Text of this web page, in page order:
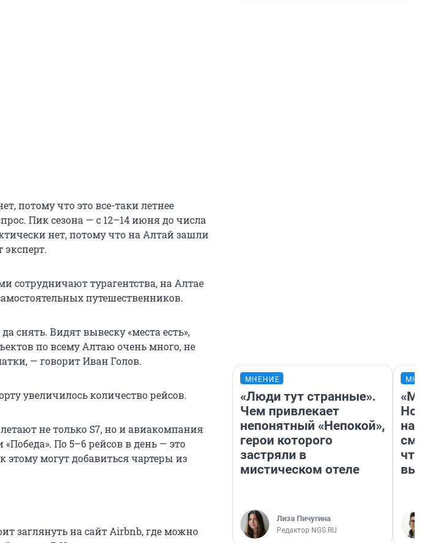
потому что это все-таки летнее
Пик сезона — с 12–14 июня до числа
нет, потому что на Алтай зашли
сотрудничают турагентства, на Алтае
путешественников.
снять. Видят вывеску «места есть»,
по всему Алтаю очень много, не
— говорит Иван Голов.
увеличилось количество рейсов.
не только S7, но и авиакомпания
По 5–6 рейсов в день — это
могут добавиться чартеры из
заглянуть на сайт Airbnb, где можно
МНЕНИЕ
«Люди тут странные».
Чем привлекает
непонятный «Непокой»,
герои которого
застряли в
мистическом отеле
Лиза Пичугина
Редактор NGS.RU
«Мы